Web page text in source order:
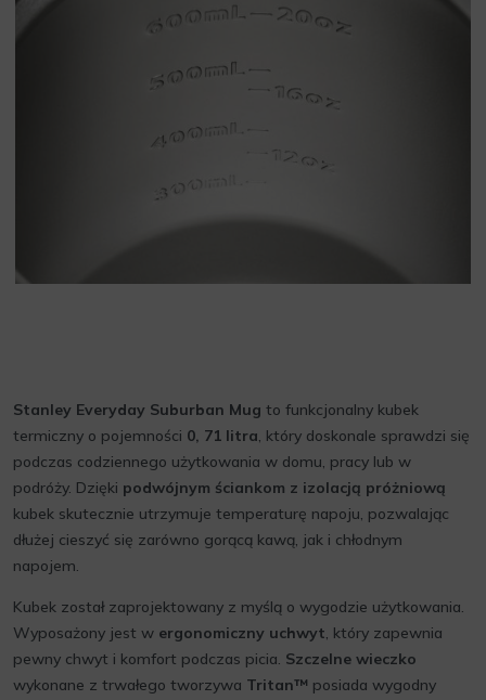
Stanley Everyday Suburban Mug to funkcjonalny kubek
termiczny o pojemności 0, 71 litra, który doskonale sprawdzi się
podczas codziennego użytkowania w domu, pracy lub w
podróży. Dzięki podwójnym ściankom z izolacją próżniową
kubek skutecznie utrzymuje temperaturę napoju, pozwalając
dłużej cieszyć się zarówno gorącą kawą, jak i chłodnym
napojem.
Kubek został zaprojektowany z myślą o wygodzie użytkowania.
Wyposażony jest w ergonomiczny uchwyt, który zapewnia
pewny chwyt i komfort podczas picia. Szczelne wieczko
wykonane z trwałego tworzywa Tritan™ posiada wygodny